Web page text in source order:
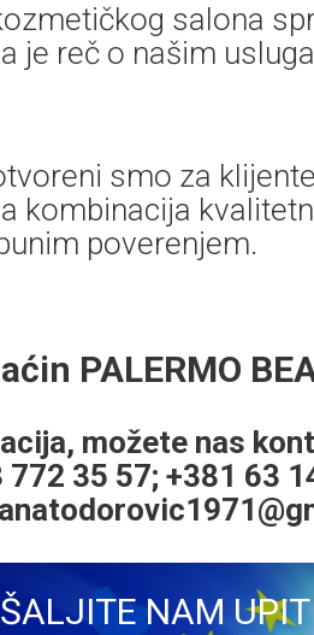
salona
je reč o našim
smo za
kombinacija
poverenjem.
PALERMO
možete nas
35 57; +381 63
NAM UPIT